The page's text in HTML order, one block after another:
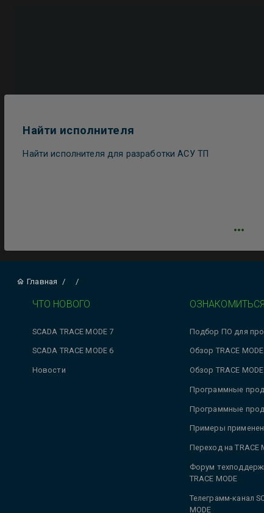
Найти исполнителя
Найти исполнителя для разработки АСУ ТП
Главная / /
ЧТО НОВОГО
SCADA TRACE MODE 7
SCADA TRACE MODE 6
Новости
ОЗНАКОМИТЬСЯ
Подбор ПО для
Обзор TRACE
Обзор TRACE
Программные
Программные
Примеры
Переход на TRACE
Форум
TRACE MODE
Телеграмм-канал
MODE